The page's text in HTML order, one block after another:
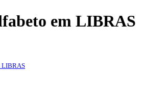
em LIBRAS
LIBRAS